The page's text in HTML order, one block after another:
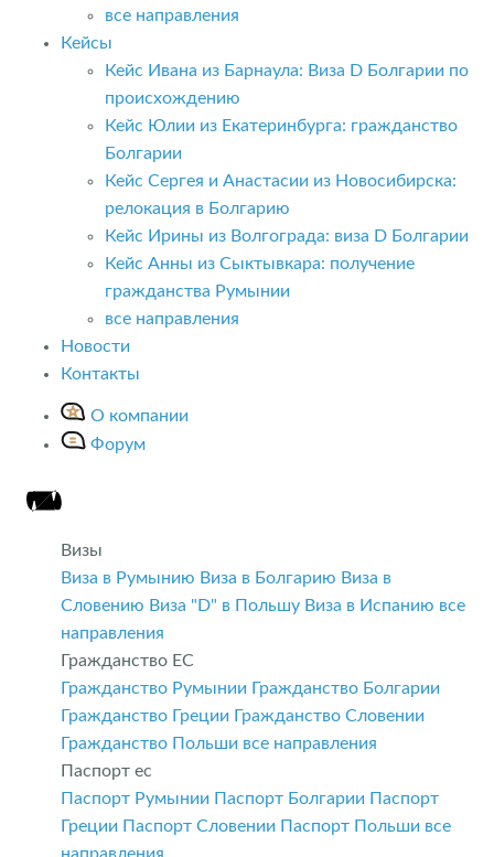
все направления
Кейсы
Кейс Ивана из Барнаула: Виза D Болгарии по
происхождению
Кейс Юлии из Екатеринбурга: гражданство
Болгарии
Кейс Сергея и Анастасии из Новосибирска:
релокация в Болгарию
Кейс Ирины из Волгограда: виза D Болгарии
Кейс Анны из Сыктывкара: получение
гражданства Румынии
все направления
Новости
Контакты
О компании
Форум
Визы
Виза в Румынию Виза в Болгарию Виза в
Словению Виза "D" в Польшу Виза в Испанию все
направления
Гражданство ЕС
Гражданство Румынии Гражданство Болгарии
Гражданство Греции Гражданство Словении
Гражданство Польши все направления
Паспорт ес
Паспорт Румынии Паспорт Болгарии Паспорт
Греции Паспорт Словении Паспорт Польши все
направления